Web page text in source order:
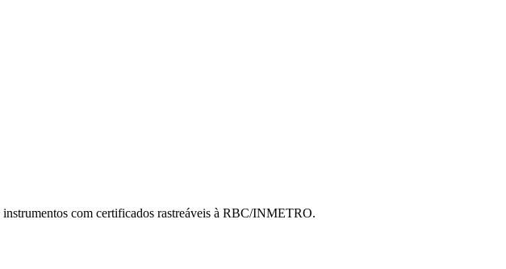
com certificados rastreáveis à RBC/INMETRO.